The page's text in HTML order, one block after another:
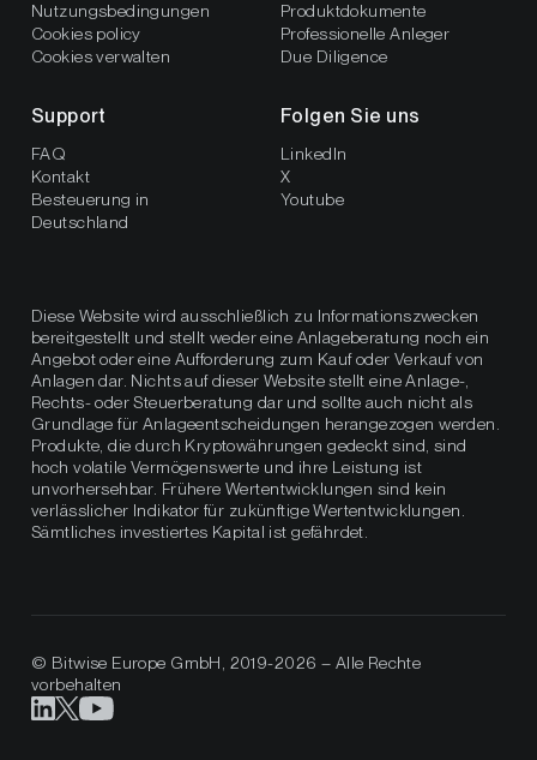
Nutzungsbedingungen
Cookies policy
Cookies verwalten
Produktdokumente
Professionelle Anleger
Due Diligence
Support
FAQ
Kontakt
Besteuerung in
Deutschland
Folgen Sie uns
LinkedIn
X
Youtube
Diese Website wird ausschließlich zu Informationszwecken
bereitgestellt und stellt weder eine Anlageberatung noch ein
Angebot oder eine Aufforderung zum Kauf oder Verkauf von
Anlagen dar. Nichts auf dieser Website stellt eine Anlage-,
Rechts- oder Steuerberatung dar und sollte auch nicht als
Grundlage für Anlageentscheidungen herangezogen werden.
Produkte, die durch Kryptowährungen gedeckt sind, sind
hoch volatile Vermögenswerte und ihre Leistung ist
unvorhersehbar. Frühere Wertentwicklungen sind kein
verlässlicher Indikator für zukünftige Wertentwicklungen.
Sämtliches investiertes Kapital ist gefährdet.
© Bitwise Europe GmbH, 2019-2026 – Alle Rechte
vorbehalten